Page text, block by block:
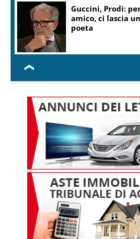
Guccini, Prodi:
amico, ci lascia
poeta
❮